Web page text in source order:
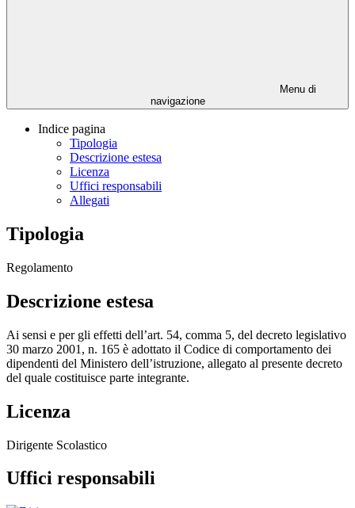
Menu di
navigazione
Indice pagina
Tipologia
Descrizione estesa
Licenza
Uffici responsabili
Allegati
Tipologia
Regolamento
Descrizione estesa
Ai sensi e per gli effetti dell’art. 54, comma 5, del decreto legislativo
30 marzo 2001, n. 165 è adottato il Codice di comportamento dei
dipendenti del Ministero dell’istruzione, allegato al presente decreto
del quale costituisce parte integrante.
Licenza
Dirigente Scolastico
Uffici responsabili